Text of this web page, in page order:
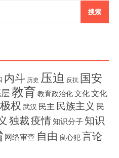
内斗 历史 压迫 反抗 国安
教育 教育政治化文化文化
极权 武汉 民主 民族主义 民
独裁疫情知识分子 知识
网络审查 自由 良心犯言论